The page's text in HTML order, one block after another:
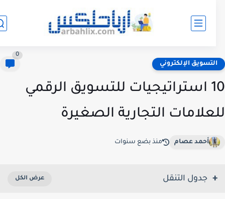
الإلكتروني
10 استراتيجيات للتسويق الرقمي
التجارية الصغيرة
أحمد عصام منذ بضع سنوات
جدول التنقل